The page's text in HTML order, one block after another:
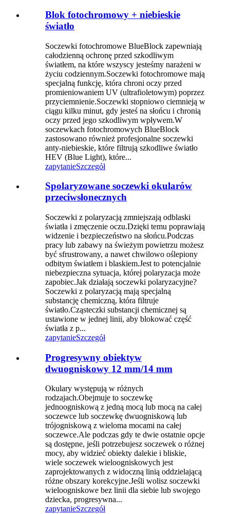
Blok fotochromowy + niebieskie
światło
Soczewki fotochromowe BlueBlock zapewniają
całodzienną ochronę przed szkodliwym
światłem, na które wszyscy jesteśmy narażeni w
życiu codziennym.Soczewki fotochromowe mają
specjalną funkcję, która chroni oczy przed
promieniowaniem UV (ultrafioletowym) poprzez
przyciemnienie.Soczewki stopniowo ciemnieją w
ciągu kilku minut, gdy jesteś na słońcu i chronią
oczy przed jego szkodliwym wpływem.W
soczewkach fotochromowych BlueBlock
zastosowano również profesjonalne soczewki
anty-niebieskie, które filtrują szkodliwe światło
HEV (Blue Light), które...
zapytanieSzczegół
Spolaryzowane soczewki okularów
przeciwsłonecznych
Soczewki z polaryzacją zmniejszają odblaski
światła i zmęczenie oczu.Dzięki temu poprawiają
widzenie i bezpieczeństwo na słońcu.Podczas
pracy lub zabawy na świeżym powietrzu możesz
być sfrustrowany, a nawet chwilowo oślepiony
odbitym światłem i blaskiem.Jest to potencjalnie
niebezpieczna sytuacja, której polaryzacja może
zapobiec.Jak działają soczewki polaryzacyjne?
Soczewki z polaryzacją mają specjalną
substancję chemiczną, która filtruje
światło.Cząsteczki substancji chemicznej są
ustawione w jednej linii, aby blokować część
światła z p...
zapytanieSzczegół
Progresywny obiektyw
dwuogniskowy 12 mm/14 mm
Okulary występują w różnych
rodzajach.Obejmuje to soczewkę
jednoogniskową z jedną mocą lub mocą na całej
soczewce lub soczewkę dwuogniskową lub
trójogniskową z wieloma mocami na całej
soczewce.Ale podczas gdy te dwie ostatnie opcje
są dostępne, jeśli potrzebujesz soczewek o różnej
mocy, aby widzieć obiekty dalekie i bliskie,
wiele soczewek wieloogniskowych jest
zaprojektowanych z widoczną linią oddzielającą
różne obszary korekcyjne.Jeśli wolisz soczewki
wieloogniskowe bez linii dla siebie lub swojego
dziecka, progresywna...
zapytanieSzczegół